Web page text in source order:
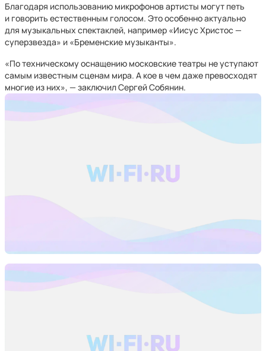
Благодаря использованию микрофонов артисты могут петь
и говорить естественным голосом. Это особенно актуально
для музыкальных спектаклей, например «Иисус Христос —
суперзвезда» и «Бременские музыканты».
«По техническому оснащению московские театры не уступают
самым известным сценам мира. А кое в чем даже превосходят
многие из них», — заключил Сергей Собянин.